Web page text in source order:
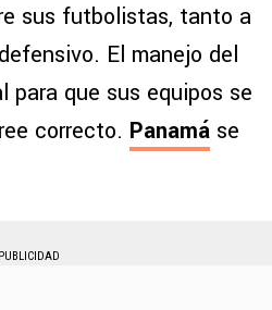
sus futbolistas, tanto a
El manejo del
para que sus equipos se
correcto. Panamá se
PUBLICIDAD